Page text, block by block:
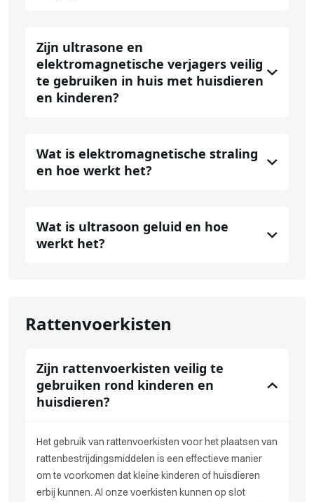
Zijn ultrasone en
elektromagnetische verjagers veilig
te gebruiken in huis met huisdieren
en kinderen?
Wat is elektromagnetische straling
en hoe werkt het?
Wat is ultrasoon geluid en hoe
werkt het?
Rattenvoerkisten
Zijn rattenvoerkisten veilig te
gebruiken rond kinderen en
huisdieren?
Het gebruik van rattenvoerkisten voor het plaatsen van
rattenbestrijdingsmiddelen is een effectieve manier
om te voorkomen dat kleine kinderen of huisdieren
erbij kunnen. Al onze voerkisten kunnen op slot